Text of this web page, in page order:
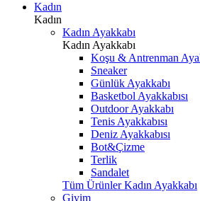
Kadın
Kadın
Kadın Ayakkabı
Kadın Ayakkabı
Koşu & Antrenman
Sneaker
Günlük Ayakkabı
Basketbol Ayakkabısı
Outdoor Ayakkabı
Tenis Ayakkabısı
Deniz Ayakkabısı
Bot&Çizme
Terlik
Sandalet
Tüm Ürünler Kadın Ayakkabı
Giyim